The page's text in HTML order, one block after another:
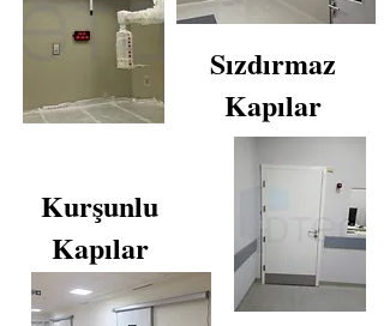
Sızdırmaz
Kapılar
Kurşunlu
Kapılar